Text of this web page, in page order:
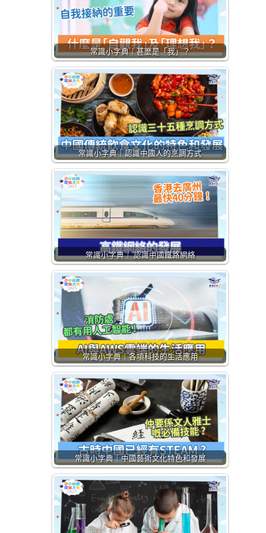
常識小字典｜甚麼是「我」？
常識小字典｜認識中國人的烹調方式
常識小字典｜ 認識中國鐵路網絡
常識小字典｜各項科技的生活應用
常識小字典｜中國藝術文化特色和發展